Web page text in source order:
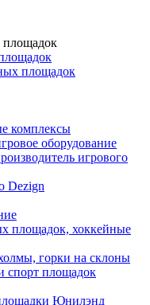
площадок
площадок
комплексы
оборудование
игрового
Dezign
площадок, хоккейные
горки на склоны
спорт площадок
Юнилэнд